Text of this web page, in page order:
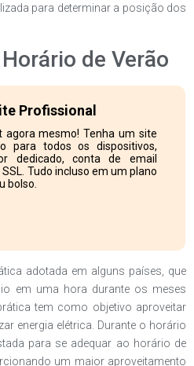
para determinar a posição dos
de Verão
Profissional
agora mesmo! Tenha um site
para todos os dispositivos,
dedicado, conta de email
Tudo incluso em um plano
bolso.
adotada em alguns países, que
em uma hora durante os meses
tem como objetivo aproveitar
energia elétrica. Durante o horário
para se adequar ao horário de
um maior aproveitamento